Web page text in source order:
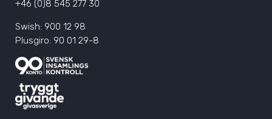
+46 (0)8 545 277 30
Swish: 900 12 98
Plusgiro: 90 01 29-8